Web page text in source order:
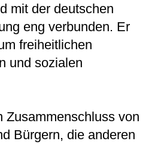
mit der deutschen
eng verbunden. Er
freiheitlichen
und sozialen
Zusammenschluss von
Bürgern, die anderen